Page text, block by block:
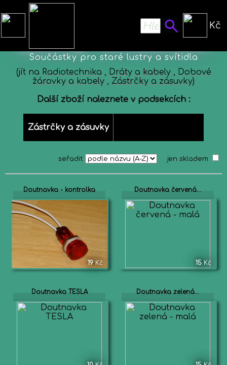
Kč
Žárovky - svítidla 230V
Součástky pro staré lustry a svítidla
(jít na Radiotechnika , Dráty a kabely, Dobové
žárovky a kabely , Zástrčky a zásuvky)
Další zboží naleznete v podsekcích :
Zástrčky a zásuvky
seřadit jen skladem
Doutnavka - kontrolka
19Kč
Doutnavka červená...
15 Kč
Doutnavka TESLA Doutnavka zelená...